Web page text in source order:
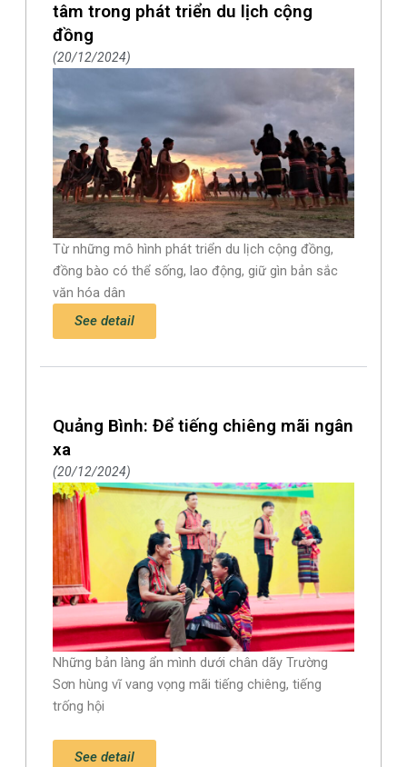
tâm trong phát triển du lịch cộng
đồng
20/12/2024
Từ những mô hình phát triển du lịch cộng đồng,
đồng bào có thể sống, lao động, giữ gìn bản sắc
văn hóa dân
See detail
Quảng Bình: Để tiếng chiêng mãi ngân
xa
20/12/2024
Những bản làng ẩn mình dưới chân dãy Trường
Sơn hùng vĩ vang vọng mãi tiếng chiêng, tiếng
trống hội
See detail